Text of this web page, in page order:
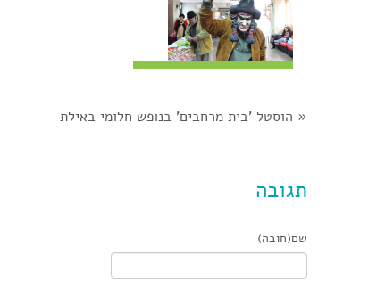
« הוסטל 'בית מרחבים' בנופש חלומי באילת
תגובה
שם(חובה)